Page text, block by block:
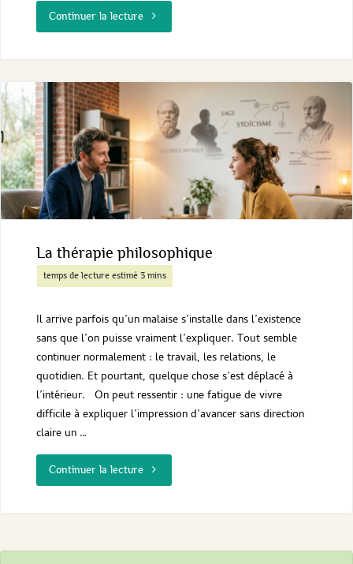
Continuer la lecture"Qu’est-
l’univers
subjectif
en
thérapie
La thérapie philosophique
Il arrive parfois qu’un malaise s’installe dans l’existence
sans que l’on puisse vraiment l’expliquer. Tout semble
continuer normalement : le travail, les relations, le
quotidien. Et pourtant, quelque chose s’est déplacé à
l’intérieur. On peut ressentir : une fatigue de vivre
difficile à expliquer l’impression d’avancer sans direction
claire un …
Continuer la lecture"La